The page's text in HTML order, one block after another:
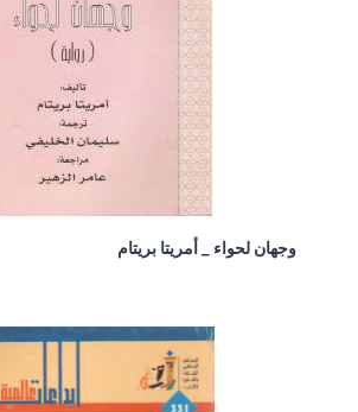
وجهان لحواء _ أمريتا بريتام